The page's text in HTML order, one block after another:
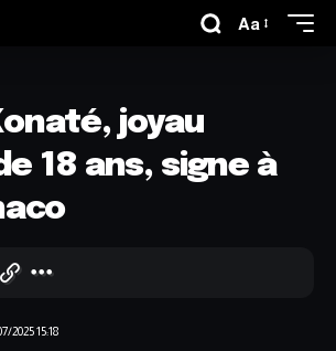
Aa
joyau
18 ans, signe à
2025 15:18